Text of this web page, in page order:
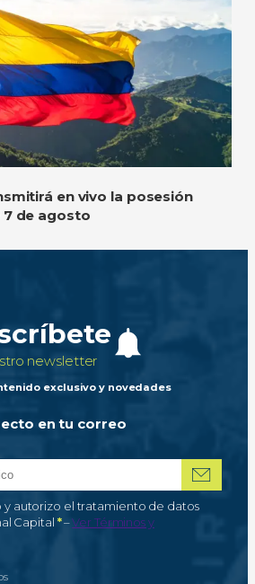
en vivo la posesión
7 de agosto
newsletter
exclusivo y novedades
en tu correo
de datos personales
y autorizo el tratamiento de datos
Capital *–Campo obligatorio
Ver Términos y